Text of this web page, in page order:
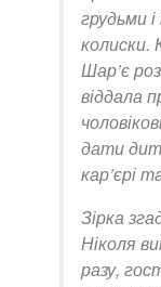
грудьми
колиски.
Шар’є
віддала
дати
кар’єрі
Зірка
Ніколя
разу,